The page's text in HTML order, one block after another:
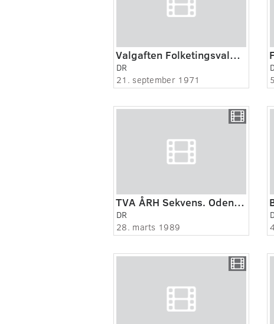
Valgaften Folketingsvalget 1971
DR
21. september 1971
TVA ÅRH Sekvens. Odensekultur (fotograf: Palle Eisborg Nielsen):.Solskinsopt. fra Odense:
DR
28. marts 1989